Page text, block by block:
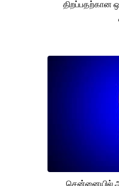
திறப்பதற்கான
சென்னையில்